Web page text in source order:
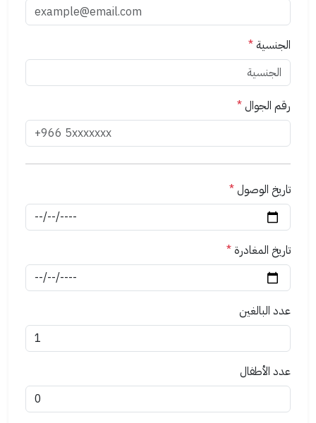
الجنسية *
رقم الجوال*
تاريخ الوصول*
تاريخ المغادرة*
عدد البالغين
عدد الأطفال